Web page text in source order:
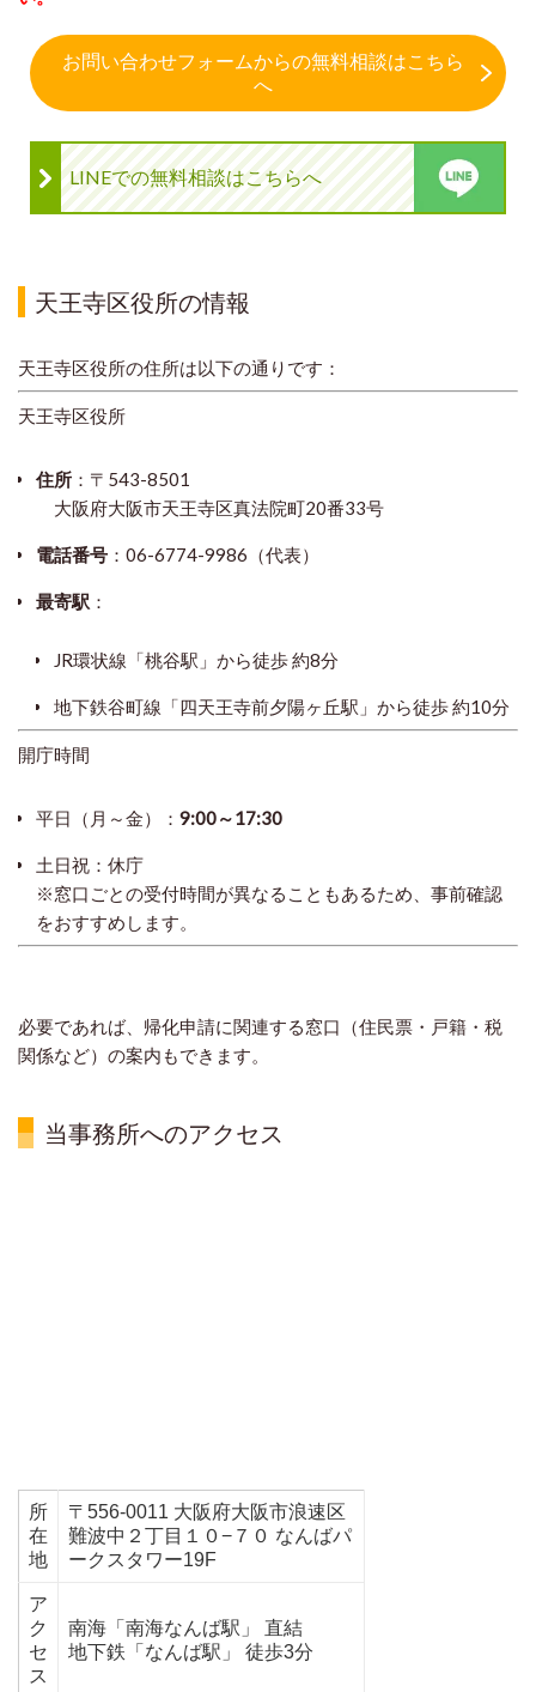
お問い合わせフォームからの無料相談はこちら
へ
LINEでの無料相談はこちらへ
天王寺区役所の情報
天王寺区役所の住所は以下の通りです：
天王寺区役所
住所 ：〒543-8501
大阪府大阪市天王寺区真法院町20番33号
電話番号 ：06-6774-9986（代表）
最寄駅 ：
JR環状線「桃谷駅」から徒歩 約8分
地下鉄谷町線「四天王寺前夕陽ヶ丘駅」から徒歩 約10分
開庁時間
平日（月～金）： 9:00～17:30
土日祝：休庁
※窓口ごとの受付時間が異なることもあるため、事前確認
をおすすめします。
必要であれば、帰化申請に関連する窓口（住民票・戸籍・税
関係など）の案内もできます。
当事務所へのアクセス
所
在
地
〒556-0011 大阪府大阪市浪速区
難波中２丁目１０−７０ なんばパ
ークスタワー19F
ア
ク
セ
ス
南海「南海なんば駅」 直結
地下鉄「なんば駅」 徒歩3分